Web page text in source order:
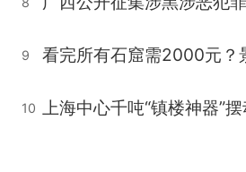
9
10 上海中心千吨“镇楼神器”